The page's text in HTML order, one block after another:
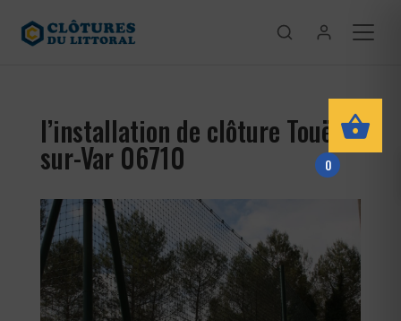
l’installation de clôture Touët-
sur-Var 06710 0